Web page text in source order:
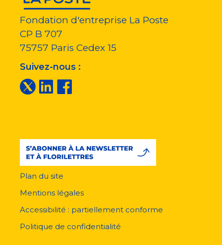
Fondation d'entreprise La Poste
CP B 707
75757 Paris Cedex 15
Suivez-nous :
pied
page
Plan du site
Mentions légales
Accessibilité : partiellement conforme
Politique de confidentialité